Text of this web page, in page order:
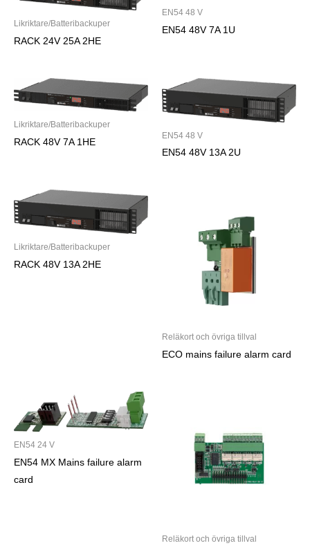
Likriktare/Batteribackuper
RACK 24V 25A 2HE
EN54 48 V
EN54 48V 7A 1U
Likriktare/Batteribackuper
RACK 48V 7A 1HE
EN54 48 V
EN54 48V 13A 2U
Likriktare/Batteribackuper
RACK 48V 13A 2HE
Reläkort och övriga tillval
ECO mains failure alarm card
EN54 24 V
EN54 MX Mains failure alarm
card
Reläkort och övriga tillval